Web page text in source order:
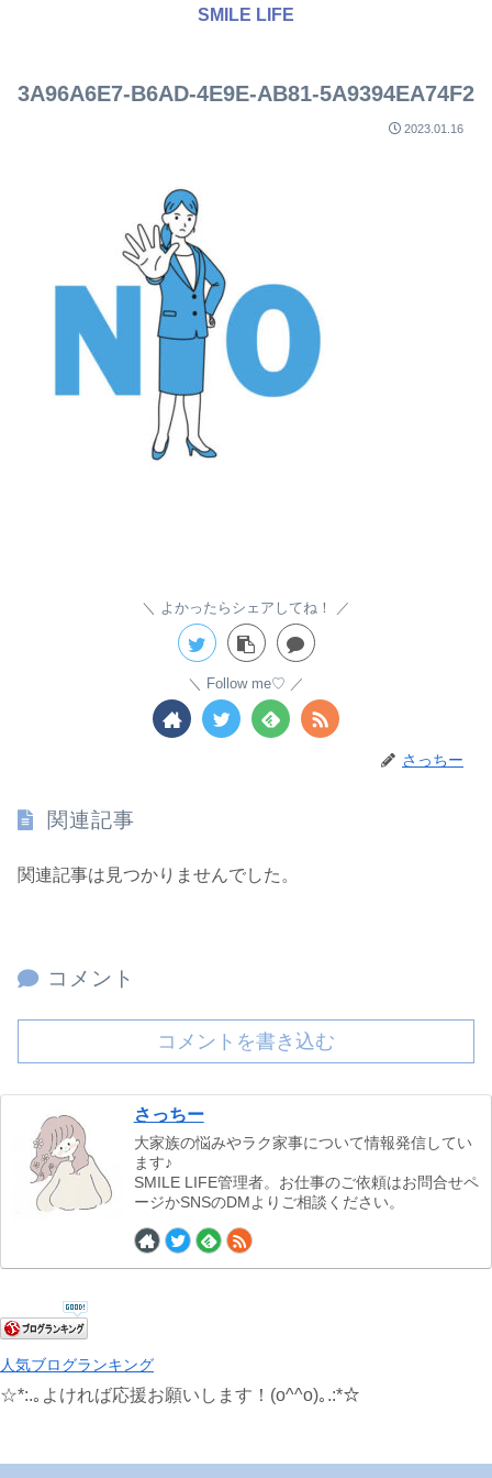
SMILE LIFE
3A96A6E7-B6AD-4E9E-AB81-5A9394EA74F2
2023.01.16
よかったらシェアしてね！
Follow me♡
さっちー
関連記事
関連記事は見つかりませんでした。
コメント
コメントを書き込む
さっちー
大家族の悩みやラク家事について情報発信してい
ます♪
SMILE LIFE管理者。お仕事のご依頼はお問合せペ
ージかSNSのDMよりご相談ください。
人気ブログランキング
☆*:.｡よければ応援お願いします！(o^^o)｡.:*☆